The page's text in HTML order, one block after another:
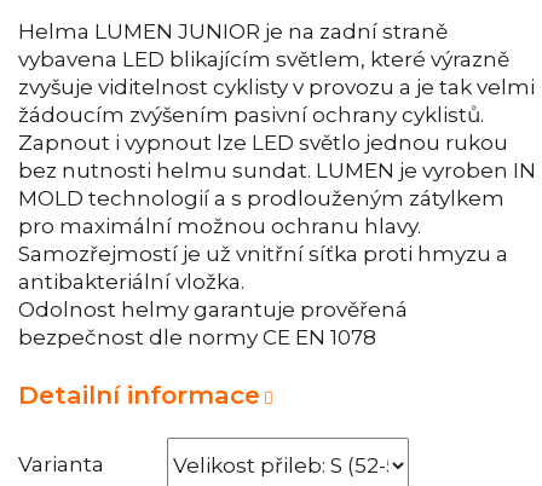
Varianta
Helma LUMEN JUNIOR je na zadní straně
vybavena LED blikajícím světlem, které výrazně
zvyšuje viditelnost cyklisty v provozu a je tak velmi
žádoucím zvýšením pasivní ochrany cyklistů.
Zapnout i vypnout lze LED světlo jednou rukou
bez nutnosti helmu sundat. LUMEN je vyroben IN
MOLD technologií a s prodlouženým zátylkem
pro maximální možnou ochranu hlavy.
Samozřejmostí je už vnitřní síťka proti hmyzu a
antibakteriální vložka.
Odolnost helmy garantuje prověřená
bezpečnost dle normy CE EN 1078
Detailní informace